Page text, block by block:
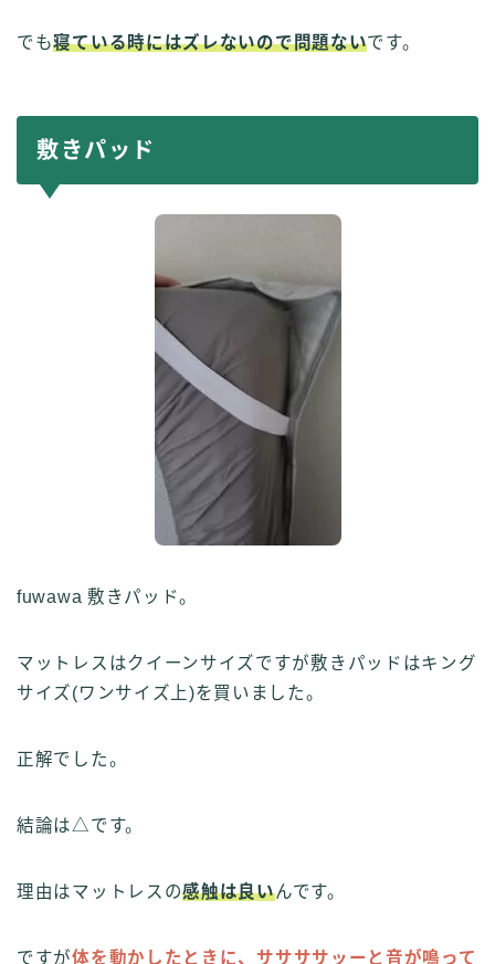
でも寝ている時にはズレないので問題ないです。
敷きパッド
fuwawa 敷きパッド。
マットレスはクイーンサイズですが敷きパッドはキング
サイズ(ワンサイズ上)を買いました。
正解でした。
結論は△です。
理由はマットレスの感触は良いんです。
ですが体を動かしたときに、ササササッーと音が鳴って